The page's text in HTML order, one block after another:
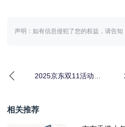
声明：如有信息侵犯了您的权益，请告知
2025京东双11活动开
相关推荐